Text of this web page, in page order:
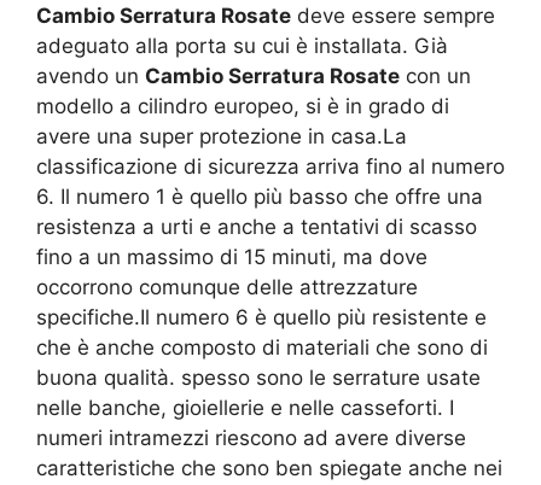
Cambio Serratura Rosate deve essere sempre
adeguato alla porta su cui è installata. Già
avendo un Cambio Serratura Rosate con un
modello a cilindro europeo, si è in grado di
avere una super protezione in casa.La
classificazione di sicurezza arriva fino al numero
6. Il numero 1 è quello più basso che offre una
resistenza a urti e anche a tentativi di scasso
fino a un massimo di 15 minuti, ma dove
occorrono comunque delle attrezzature
specifiche.Il numero 6 è quello più resistente e
che è anche composto di materiali che sono di
buona qualità. spesso sono le serrature usate
nelle banche, gioiellerie e nelle casseforti. I
numeri intramezzi riescono ad avere diverse
caratteristiche che sono ben spiegate anche nei